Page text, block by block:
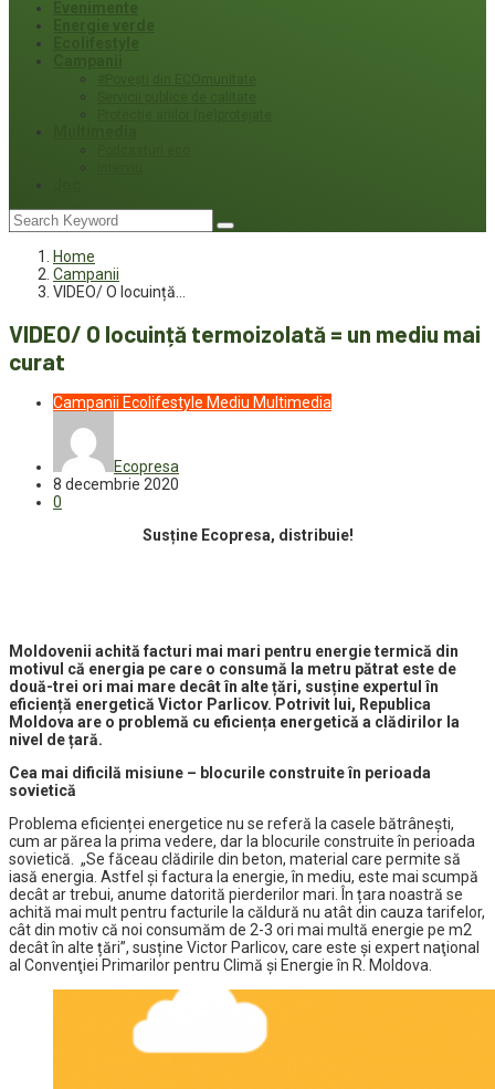
Home
Campanii
VIDEO/ O locuință…
VIDEO/ O locuință termoizolată = un mediu mai
curat
Campanii Ecolifestyle Mediu Multimedia
Ecopresa
8 decembrie 2020
0
Susține Ecopresa, distribuie!
Moldovenii achită facturi mai mari pentru energie termică din
motivul că energia pe care o consumă la metru pătrat este de
două-trei ori mai mare decât în alte țări, susține expertul în
eficiență energetică Victor Parlicov. Potrivit lui, Republica
Moldova are o problemă cu eficiența energetică a clădirilor la
nivel de țară.
Cea mai dificilă misiune – blocurile construite în perioada
sovietică
Problema eficienței energetice nu se referă la casele bătrânești,
cum ar părea la prima vedere, dar la blocurile construite în perioada
sovietică. „Se făceau clădirile din beton, material care permite să
iasă energia. Astfel și factura la energie, în mediu, este mai scumpă
decât ar trebui, anume datorită pierderilor mari. În țara noastră se
achită mai mult pentru facturile la căldură nu atât din cauza tarifelor,
cât din motiv că noi consumăm de 2-3 ori mai multă energie pe m2
decât în alte țări”, susține Victor Parlicov, care este şi expert naţional
al Convenţiei Primarilor pentru Climă şi Energie în R. Moldova.